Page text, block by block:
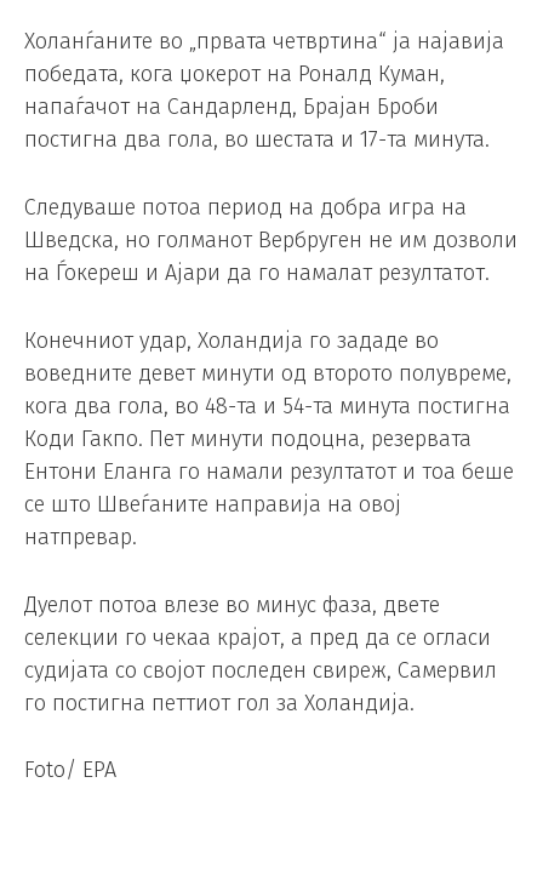
Холанѓаните во „првата четвртина“ ја најавија
победата, кога џокерот на Роналд Куман,
напаѓачот на Сандарленд, Брајан Броби
постигна два гола, во шестата и 17-та минута.
Следуваше потоа период на добра игра на
Шведска, но голманот Вербруген не им дозволи
на Ѓокереш и Ајари да го намалат резултатот.
Конечниот удар, Холандија го зададе во
воведните девет минути од второто полувреме,
кога два гола, во 48-та и 54-та минута постигна
Коди Гакпо. Пет минути подоцна, резервата
Ентони Еланга го намали резултатот и тоа беше
се што Швеѓаните направија на овој
натпревар.
Дуелот потоа влезе во минус фаза, двете
селекции го чекаа крајот, а пред да се огласи
судијата со својот последен свиреж, Самервил
го постигна петтиот гол за Холандија.
Foto/ EPA